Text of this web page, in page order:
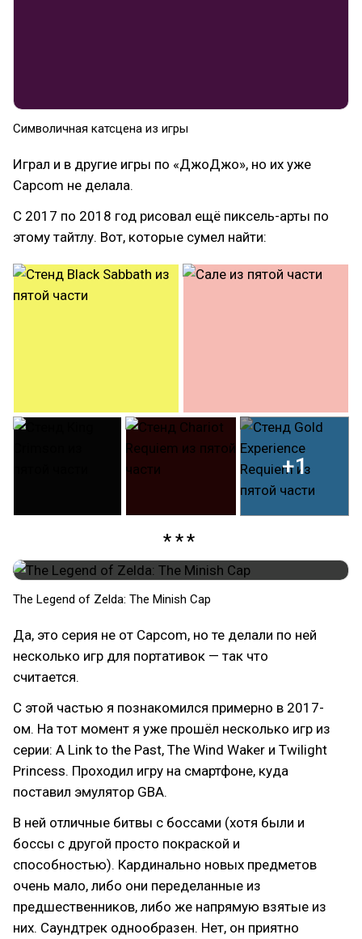
Символичная катсцена из игры
Играл и в другие игры по «ДжоДжо», но их уже
Capcom не делала.
С 2017 по 2018 год рисовал ещё пиксель-арты по
этому тайтлу. Вот, которые сумел найти:
+1
The Legend of Zelda: The Minish Cap
Да, это серия не от Capcom, но те делали по ней
несколько игр для портативок — так что
считается.
С этой частью я познакомился примерно в 2017-
ом. На тот момент я уже прошёл несколько игр из
серии: A Link to the Past, The Wind Waker и Twilight
Princess. Проходил игру на смартфоне, куда
поставил эмулятор GBA.
В ней отличные битвы с боссами (хотя были и
боссы с другой просто покраской и
способностью). Кардинально новых предметов
очень мало, либо они переделанные из
предшественников, либо же напрямую взятые из
них. Саундтрек однообразен. Нет, он приятно